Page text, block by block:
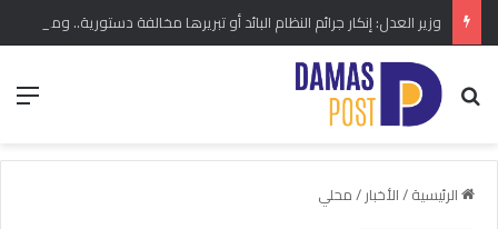
وزير العدل: إنكار جرائم النظام البائد أو تبريرها مخالفة دستورية.. ومشروع قانون خاص إلى مجلس الشعب
بحث عن
الرئيسية/الأخبار/محلي